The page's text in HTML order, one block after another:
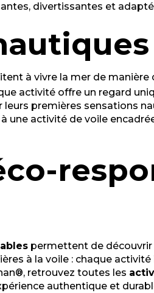
divertissantes et
à vivre la mer de
activité offre un regard
leurs premières sensations
une activité de voile
permettent de découvrir
à la voile : chaque
retrouvez toutes les
authentique et